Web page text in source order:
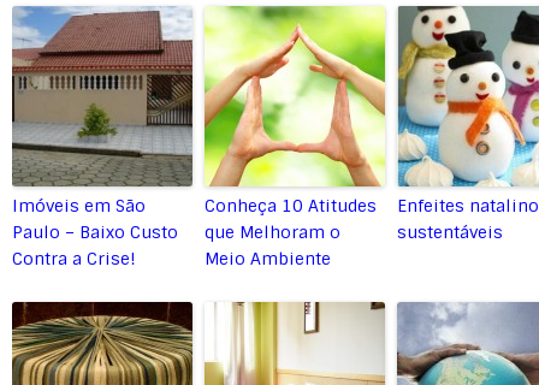
Imóveis em São
Paulo – Baixo Custo
Contra a Crise!
Conheça 10 Atitudes
que Melhoram o
Meio Ambiente
Enfeites
sustentáveis